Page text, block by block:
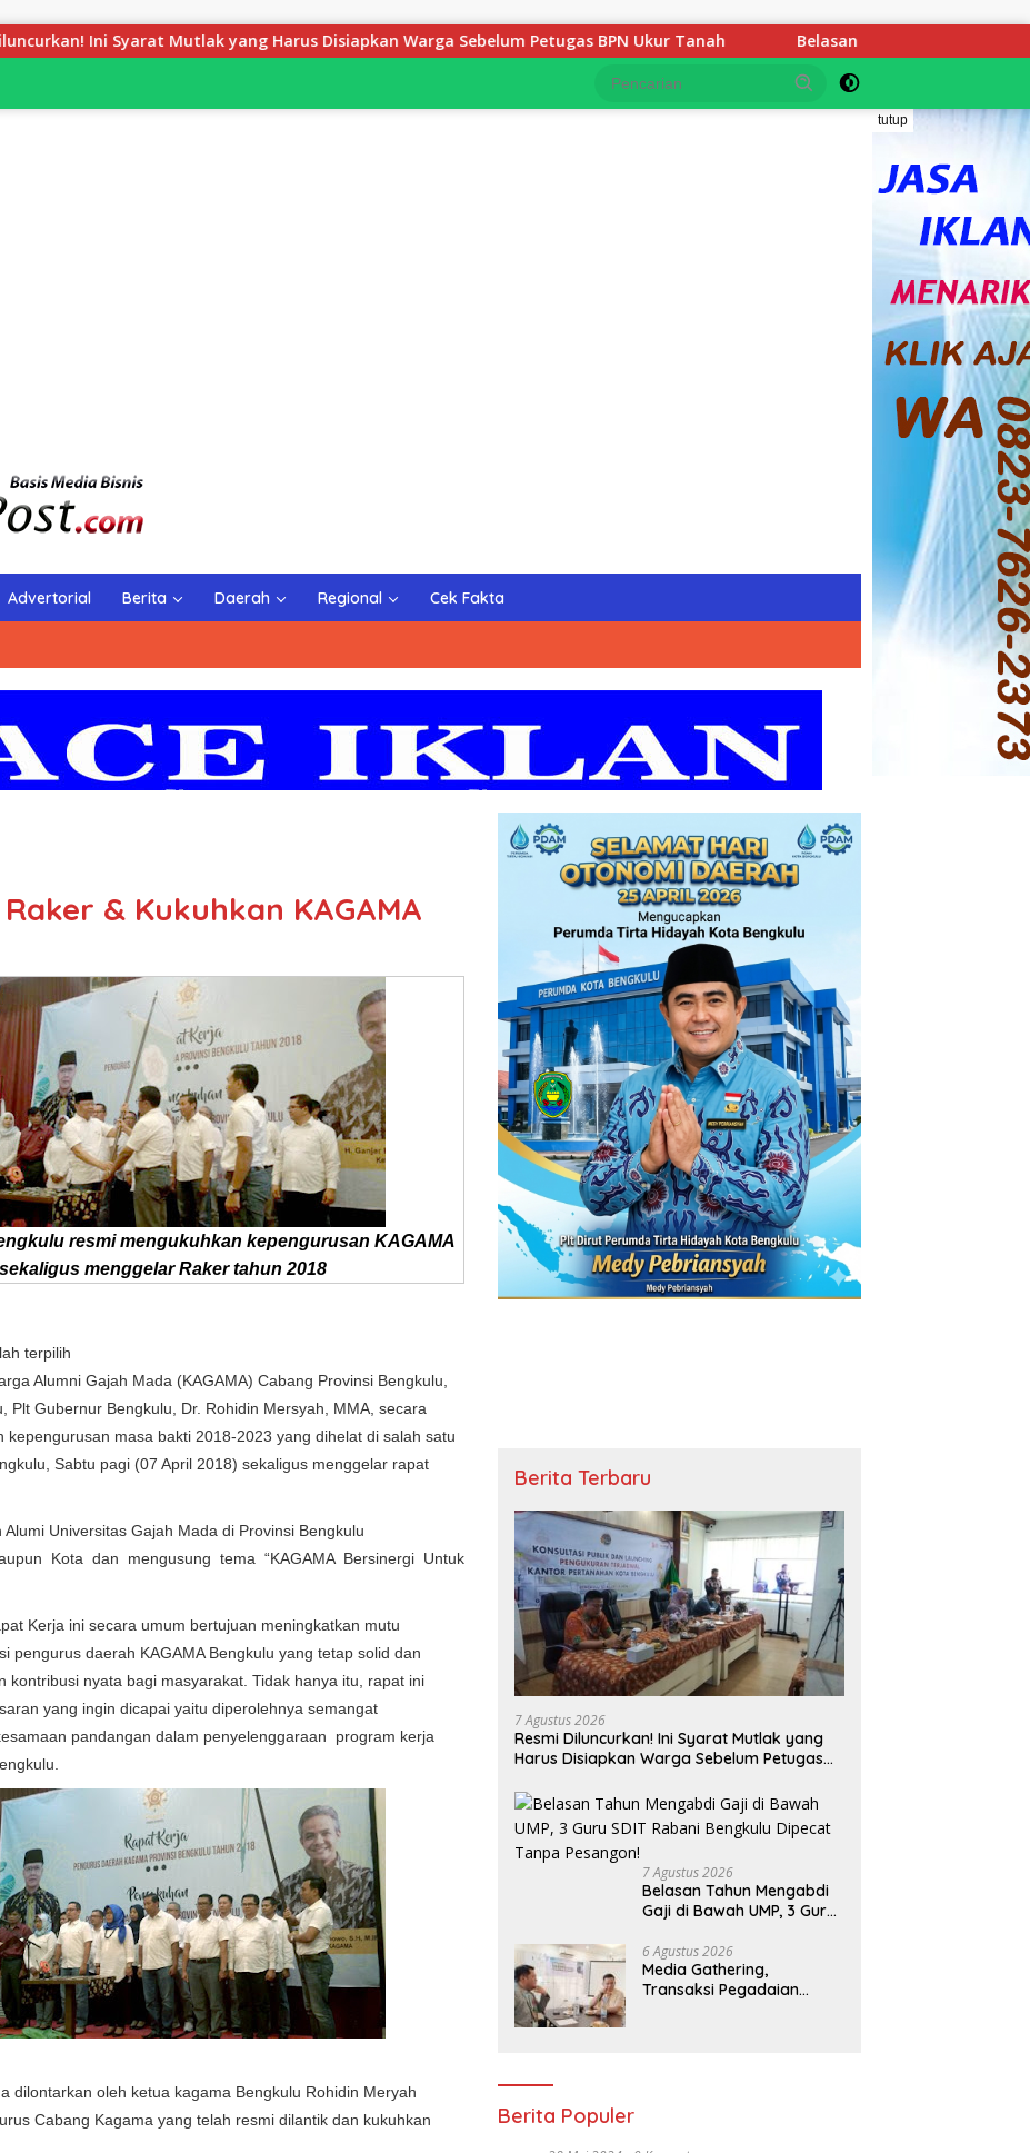
yang Harus Disiapkan Warga Sebelum Petugas BPN Ukur Tanah Belasan Tahun Mengabdi Gaji di Bawah UMP, 3
tutup
Advertorial Berita Daerah Regional Cek Fakta
& Kukuhkan KAGAMA
resmi mengukuhkan kepengurusan KAGAMA
sekaligus menggelar Raker tahun 2018
terpilih
Alumni Gajah Mada (KAGAMA) Cabang Provinsi Bengkulu,
Plt Gubernur Bengkulu, Dr. Rohidin Mersyah, MMA, secara
kepengurusan masa bakti 2018-2023 yang dihelat di salah satu
Sabtu pagi (07 April 2018) sekaligus menggelar rapat
Alumi Universitas Gajah Mada di Provinsi Bengkulu
Kota dan mengusung tema “KAGAMA Bersinergi Untuk
Kerja ini secara umum bertujuan meningkatkan mutu
pengurus daerah KAGAMA Bengkulu yang tetap solid dan
kontribusi nyata bagi masyarakat. Tidak hanya itu, rapat ini
yang ingin dicapai yaitu diperolehnya semangat
pandangan dalam penyelenggaraan program kerja
dilontarkan oleh ketua kagama Bengkulu Rohidin Meryah
Cabang Kagama yang telah resmi dilantik dan kukuhkan
Berita Terbaru
7 Agustus 2026
Resmi Diluncurkan! Ini Syarat Mutlak yang
Harus Disiapkan Warga Sebelum Petugas
7 Agustus 2026
Belasan Tahun Mengabdi
Gaji di Bawah UMP, 3 Guru
Dipecat Tanpa Pesangon!
6 Agustus 2026
Media Gathering,
Transaksi Pegadaian
Berita Populer